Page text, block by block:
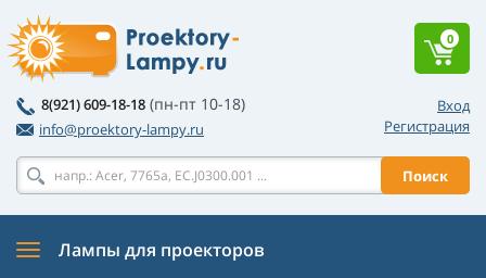
Вход
Регистрация
8(921) 609-18-18 (пн-пт 10-18)
info@proektory-lampy.ru
Поиск
0
Лампы для проекторов